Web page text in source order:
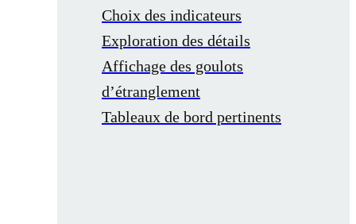
Choix des indicateurs
Exploration des détails
Affichage des goulots
d’étranglement
Tableaux de bord pertinents